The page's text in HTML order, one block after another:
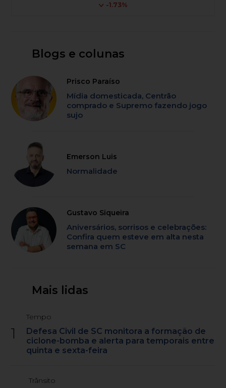
-1.73%
Blogs e colunas
Prisco Paraíso
Mídia domesticada, Centrão
comprado e Supremo fazendo jogo
sujo
Emerson Luis
Normalidade
Gustavo Siqueira
Aniversários, sorrisos e celebrações:
Confira quem esteve em alta nesta
semana em SC
Mais lidas
1
Tempo
Defesa Civil de SC monitora a formação de
ciclone-bomba e alerta para temporais entre
quinta e sexta-feira
Trânsito